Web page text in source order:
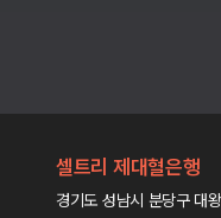
셀트리 제대혈은행
경기도 성남시 분당구 대